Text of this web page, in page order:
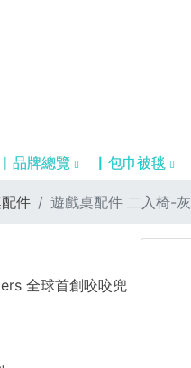
▏品牌總覽 ▏包巾被毯
件 遊戲桌配件 二入椅-灰
全球首創咬咬兜